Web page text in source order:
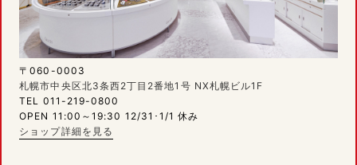
〒060-0003
札幌市中央区北3条西2丁目2番地1号 NX札幌ビル1F
TEL 011-219-0800
OPEN 11:00～19:30 12/31･1/1 休み
ショップ詳細を見る